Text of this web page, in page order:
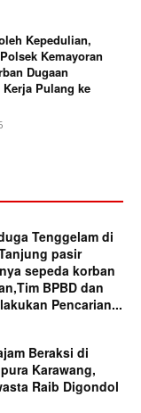
Kepedulian,
Kemayoran
Dugaan
Pulang ke
Tenggelam di
pasir
sepeda korban
BPBD dan
Pencarian...
Beraksi di
Karawang,
Raib Digondol